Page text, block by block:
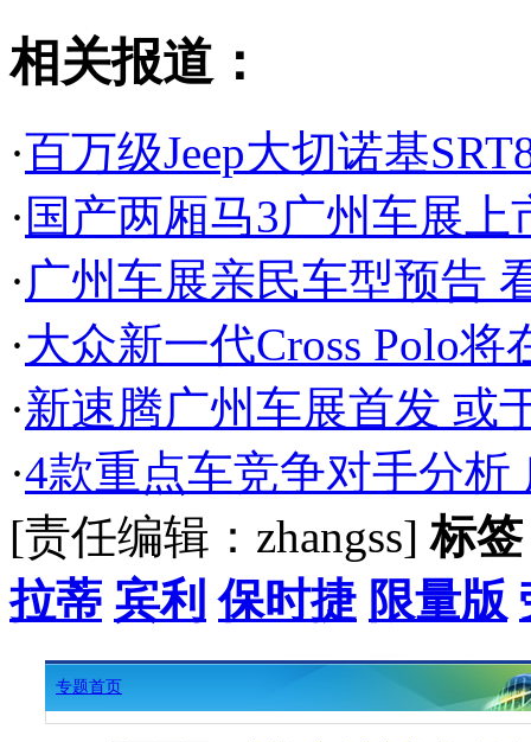
相关报道：
·百万级Jeep大切诺基
· 国产两厢马3广州车展上
· 广州车展亲民车型预告
·大众新一代Cross Polo
·新速腾广州车展首发 或
·4款重点车竞争对手分析
[责任编辑：zhangss]标
拉蒂 宾利 保时捷 限量版
专题首页